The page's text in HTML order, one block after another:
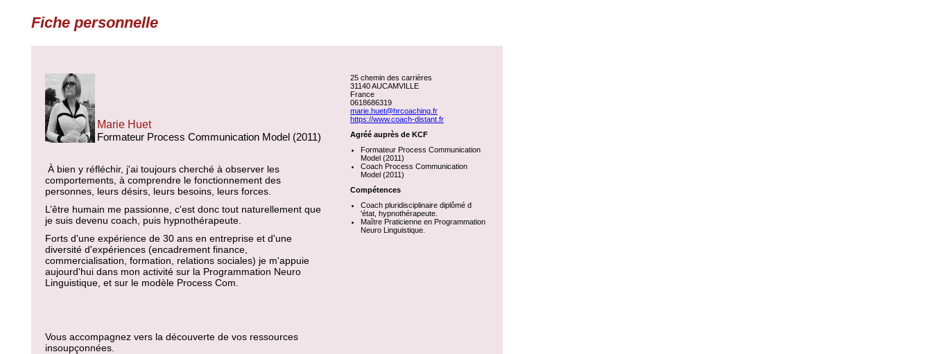
Fiche personnelle
Marie Huet
Formateur Process Communication Model (2011)
À bien y réfléchir, j'ai toujours cherché à observer les
comportements, à comprendre le fonctionnement des
personnes, leurs désirs, leurs besoins, leurs forces.
L’être humain me passionne, c'est donc tout naturellement que
je suis devenu coach, puis hypnothérapeute.
Forts d'une expérience de 30 ans en entreprise et d'une
diversité d'expériences (encadrement finance,
commercialisation, formation, relations sociales) je m'appuie
aujourd'hui dans mon activité sur la Programmation Neuro
Linguistique, et sur le modèle Process Com.
Vous accompagnez vers la découverte de vos ressources
insoupçonnées.
25 chemin des carrières
31140 AUCAMVILLE
France
0618686319
marie.huet@hrcoaching.fr
https://www.coach-distant.fr
Agréé auprès de KCF
Formateur Process Communication
Model (2011)
Coach Process Communication
Model (2011)
Compétences
Coach pluridisciplinaire diplômé d
'état, hypnothérapeute.
Maître Praticienne en Programmation
Neuro Linguistique.